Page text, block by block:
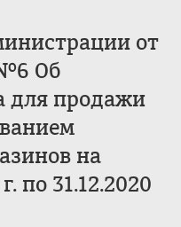
от
Об
для продажи
на
по 31.12.2020